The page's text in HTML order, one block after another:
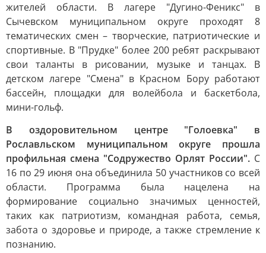
жителей области. В лагере "Дугино-Феникс" в
Сычевском муниципальном округе проходят 8
тематических смен – творческие, патриотические и
спортивные. В "Прудке" более 200 ребят раскрывают
свои таланты в рисовании, музыке и танцах. В
детском лагере "Смена" в Красном Бору работают
бассейн, площадки для волейбола и баскетбола,
мини-гольф.
В оздоровительном центре "Голоевка" в
Рославльском муниципальном округе прошла
профильная смена "Содружество Орлят России". С
16 по 29 июня она объединила 50 участников со всей
области. Программа была нацелена на
формирование социально значимых ценностей,
таких как патриотизм, командная работа, семья,
забота о здоровье и природе, а также стремление к
познанию.